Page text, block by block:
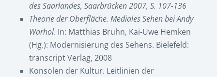
des Saarlandes, Saarbrücken 2007, S. 107-136
Theorie der Oberfläche. Mediales Sehen bei Andy
Warhol. In: Matthias Bruhn, Kai-Uwe Hemken
(Hg.): Modernisierung des Sehens. Bielefeld:
transcript Verlag, 2008
Konsolen der Kultur. Leitlinien der